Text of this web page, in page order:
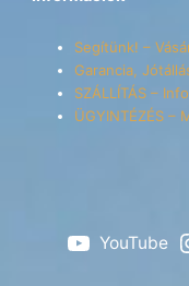
Segítünk! –
Garancia,
SZÁLLÍTÁS –
ÜGYINTÉZÉS –
YouTube